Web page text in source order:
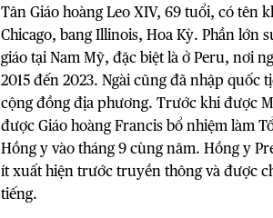
Tân Giáo hoàng Leo XIV, 69 tuổi, có tên
Chicago, bang Illinois, Hoa Kỳ. Phần lớn
giáo tại Nam Mỹ, đặc biệt là ở Peru, nơi
2015 đến 2023. Ngài cũng đã nhập quốc
cộng đồng địa phương. Trước khi được
được Giáo hoàng Francis bổ nhiệm làm
Hồng y vào tháng 9 cùng năm. Hồng y
ít xuất hiện trước truyền thông và được
tiếng.